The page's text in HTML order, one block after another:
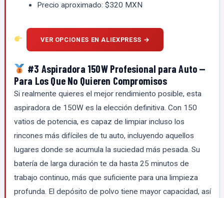
Precio aproximado: $320 MXN
VER OPCIONES EN ALIEXPRESS →
#3 Aspiradora 150W Profesional para Auto —
Para Los Que No Quieren Compromisos
Si realmente quieres el mejor rendimiento posible, esta
aspiradora de 150W es la elección definitiva. Con 150
vatios de potencia, es capaz de limpiar incluso los
rincones más difíciles de tu auto, incluyendo aquellos
lugares donde se acumula la suciedad más pesada. Su
batería de larga duración te da hasta 25 minutos de
trabajo continuo, más que suficiente para una limpieza
profunda. El depósito de polvo tiene mayor capacidad, así